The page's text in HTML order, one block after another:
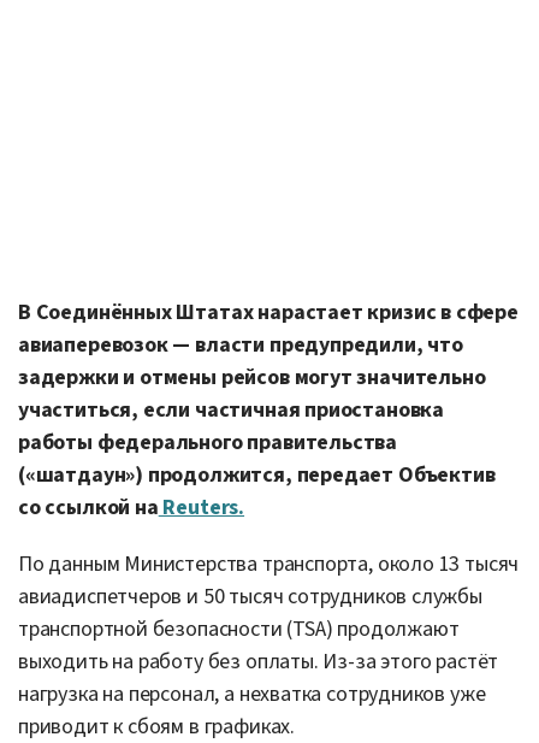
В Соединённых Штатах нарастает кризис в сфере
авиаперевозок — власти предупредили, что
задержки и отмены рейсов могут значительно
участиться, если частичная приостановка
работы федерального правительства
(«шатдаун») продолжится, передает Объектив
со ссылкой на Reuters.
По данным Министерства транспорта, около 13 тысяч
авиадиспетчеров и 50 тысяч сотрудников службы
транспортной безопасности (TSA) продолжают
выходить на работу без оплаты. Из-за этого растёт
нагрузка на персонал, а нехватка сотрудников уже
приводит к сбоям в графиках.